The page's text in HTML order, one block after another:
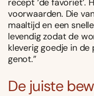
voorwaarden. Die
maaltijd en een
levendig zodat de
kleverig goedje in
genot.”
De juiste